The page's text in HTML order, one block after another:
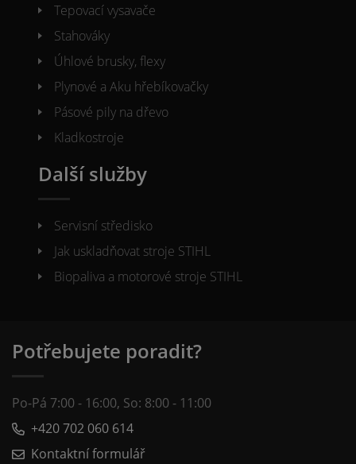
Tepovací vysavače
Stahováky
Úhlové brusky, flexy
Plynové a Aku hřebíkovačky
Pásové pily na dřevo
Kladkostroje
Další služby
Servisní středisko
Jak uskladňovat stroje STIHL
Biopaliva a motorové stroje STIHL
Potřebujete poradit?
Po-Pá 7:00 - 16:00, So: 8:00 - 11:00
+420 702 060 614
Kontaktní formulář